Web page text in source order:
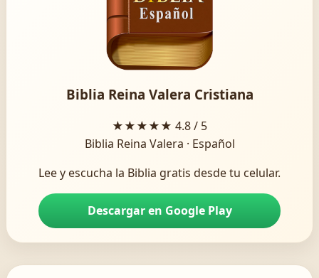
Biblia Reina Valera Cristiana
★★★★★ 4.8 / 5
Biblia Reina Valera · Español
Lee y escucha la Biblia gratis desde tu celular.
Descargar en Google Play